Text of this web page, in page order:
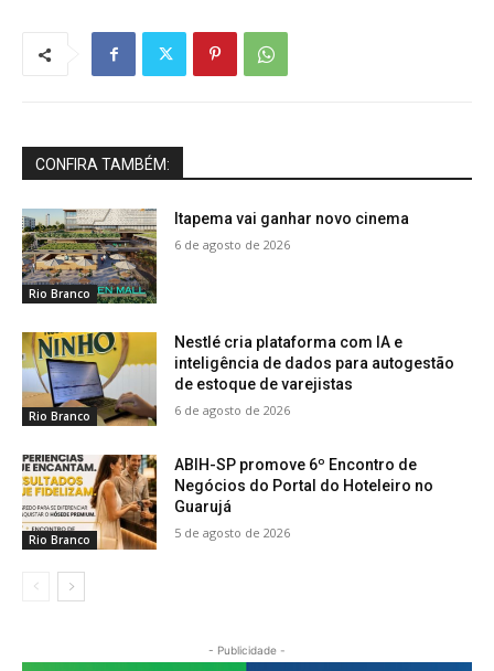
CONFIRA TAMBÉM:
Rio Branco
Itapema vai ganhar novo cinema
6 de agosto de 2026
Rio Branco
Nestlé cria plataforma com IA e
inteligência de dados para autogestão
de estoque de varejistas
6 de agosto de 2026
Rio Branco
ABIH-SP promove 6º Encontro de
Negócios do Portal do Hoteleiro no
Guarujá
5 de agosto de 2026
- Publicidade -